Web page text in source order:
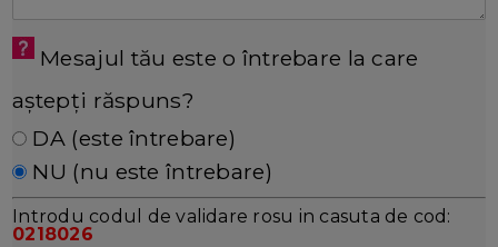
Mesajul tău este o întrebare la care
aștepți răspuns?
DA (este întrebare)
NU (nu este întrebare)
Introdu codul de validare rosu in casuta de cod:
0218026